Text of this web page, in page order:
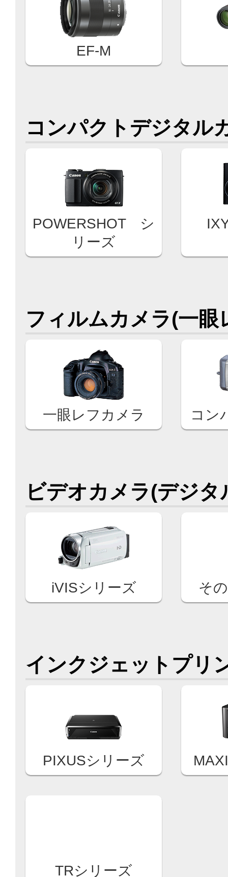
EF-M
コンパクトデジタル
POWERSHOT シ
リーズ
フィルムカメラ(一
一眼レフカメラ コン
ビデオカメラ(デジ
iVISシリーズ そ
インクジェットプリ
PIXUSシリーズ
TRシリーズ